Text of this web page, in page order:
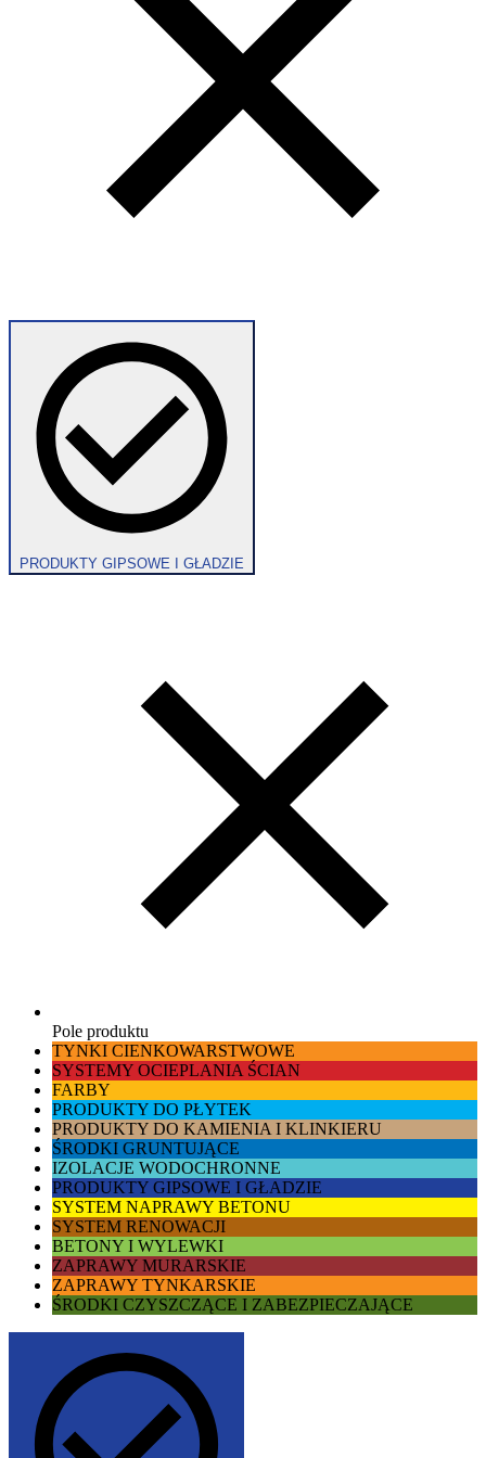
PRODUKTY GIPSOWE I GŁADZIE
Pole produktu
TYNKI CIENKOWARSTWOWE
SYSTEMY OCIEPLANIA ŚCIAN
FARBY
PRODUKTY DO PŁYTEK
PRODUKTY DO KAMIENIA I KLINKIERU
ŚRODKI GRUNTUJĄCE
IZOLACJE WODOCHRONNE
PRODUKTY GIPSOWE I GŁADZIE
SYSTEM NAPRAWY BETONU
SYSTEM RENOWACJI
BETONY I WYLEWKI
ZAPRAWY MURARSKIE
ZAPRAWY TYNKARSKIE
ŚRODKI CZYSZCZĄCE I ZABEZPIECZAJĄCE